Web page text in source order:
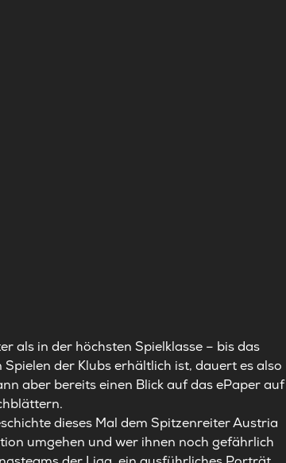
als in der höchsten Spielklasse – bis das
der Klubs erhältlich ist, dauert es also
aber bereits einen Blick auf das ePaper auf
.
dieses Mal dem Spitzenreiter Austria
umgehen und wer ihnen noch gefährlich